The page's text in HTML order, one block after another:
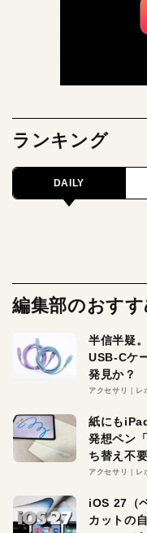
ランキング
DAILY
編集部のおすす
半信半疑
USB-Cケ
発見か？
アクセサリ レ
紙にも
発想ペン
ち替え不
アクセサリ レ
iOS 27（
カットの